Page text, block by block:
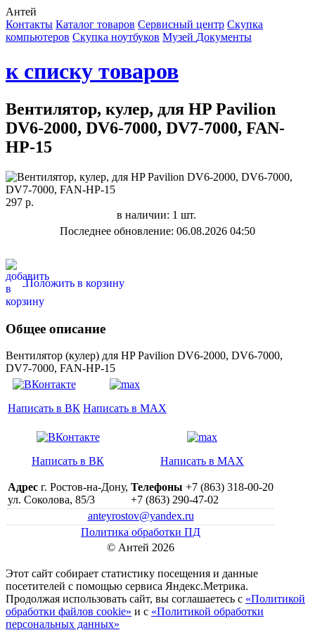
Антей
Контакты Каталог товаров Сервисный центр Cкупка
компьютеров Cкупка ноутбуков Музей Документы
к списку товаров
Вентилятор, кулер, для HP Pavilion
DV6-2000, DV6-7000, DV7-7000, FAN-
HP-15
297 р.
в наличии: 1 шт.
Последнее обновление: 06.08.2026 04:50
Положить в корзину
Общее описание
Вентилятор (кулер) для HP Pavilion DV6-2000, DV6-7000,
DV7-7000, FAN-HP-15
Написать в ВК Написать в MAX
Написать в ВК Написать в MAX
Адрес г. Ростов-на-Дону,
ул. Соколова, 85/3
Телефоны +7 (863) 318-00-20
+7 (863) 290-47-02
anteyrostov@yandex.ru
Политика обработки ПД
© Антей 2026
Этот сайт собирает статистику посещения и данные
посетителей c помощью сервиса Яндекс.Метрика.
Продолжая использовать сайт, вы соглашаетесь с «Политикой
обработки файлов cookie» и с «Политикой обработки
персональных данных»